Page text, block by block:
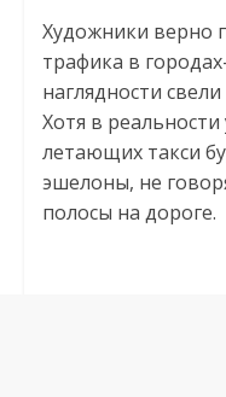
Художники верно
трафика в
наглядности
Хотя в
летающих такси
эшелоны, не
полосы на дороге.